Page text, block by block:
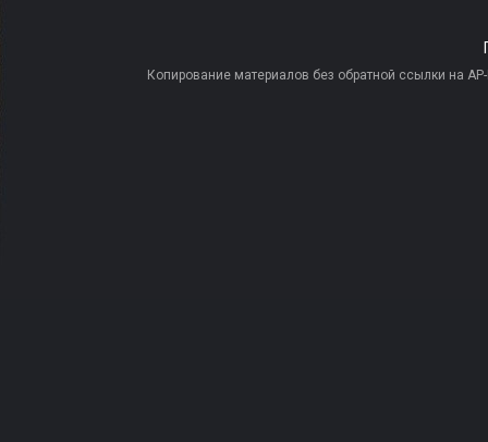
Копирование материалов без обратной ссылки на